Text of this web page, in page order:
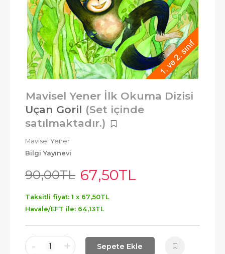
Mavisel Yener İlk Okuma Dizisi
Uçan Goril (Set içinde
satılmaktadır.)
Mavisel Yener
Bilgi Yayınevi
90,00TL 67,50TL
Taksitli fiyat: 1 x 67 ,50TL
Havale/EFT ile: 64,13TL
- 1 + Sepete Ekle